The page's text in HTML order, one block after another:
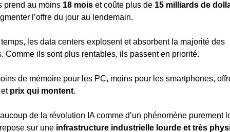
prend au moins 18 mois et coûte plus de 15 milliards de
l’offre du jour au lendemain.
les data centers explosent et absorbent la majorité des
Comme ils sont plus rentables, ils passent en priorité.
de mémoire pour les PC, moins pour les smartphones,
prix qui montent.
de la révolution IA comme d’un phénomène purement
sur une infrastructure industrielle lourde et très